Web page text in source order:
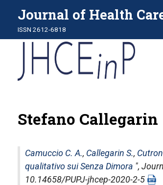
Journal of Health
ISSN 2612-6818
Stefano Callegarin
Camuccio C. A., Callegarin S.,
qualitativo sui Senza Dimora ",
10.14658/PUPJ-jhcep-2020-2-5